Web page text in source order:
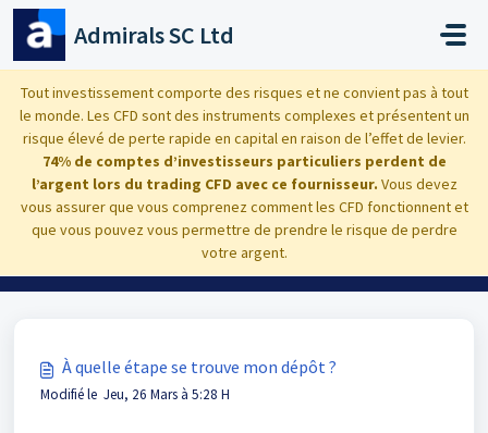
Passer au contenu principal
Admirals SC Ltd
Tout investissement comporte des risques et ne convient pas à tout
le monde. Les CFD sont des instruments complexes et présentent un
risque élevé de perte rapide en capital en raison de l’effet de levier.
74% de comptes d’investisseurs particuliers perdent de
l’argent lors du trading CFD avec ce fournisseur. Vous devez
vous assurer que vous comprenez comment les CFD fonctionnent et
que vous pouvez vous permettre de prendre le risque de perdre
votre argent.
Accueil Base de connaissances
Dashboard
Problèmes de dépôt
Problèmes de dépôt (6)
À quelle étape se trouve mon dépôt ?
Modifié le Jeu, 26 Mars à 5:28 H